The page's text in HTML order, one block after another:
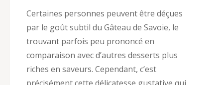
Certaines personnes peuvent être déçues
par le goût subtil du Gâteau de Savoie, le
trouvant parfois peu prononcé en
comparaison avec d’autres desserts plus
riches en saveurs. Cependant, c’est
précisément cette délicatesse gustative qui